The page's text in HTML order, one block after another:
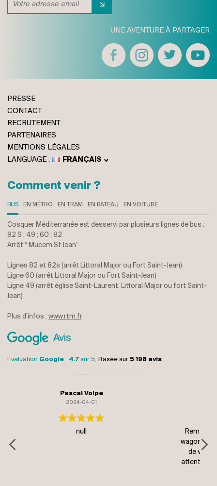
UNE AVENTURE À PARTAGER
PRESSE
CONTACT
RECRUTEMENT
PARTENAIRES
MENTIONS LÉGALES
FRANÇAIS
ITALIANO
Comment venir ?
BUS EN MÉTRO EN TRAM EN BATEAU EN VOITURE
Cosquer Méditerranée est desservi par plusieurs lignes de bus :
82 S ; 49 ; 60 ; 82
Arrêt “ Mucem St Jean”
Lignes 82 et 82s (arrêt Littoral Major ou Fort Saint-Jean)
Ligne 60 (arrêt Littoral Major ou Fort Saint-Jean)
Ligne 49 (arrêt église Saint-Laurent, Littoral Major ou fort Saint-
Jean)
Plus d’infos : www.rtm.fr.
Avis
monique gelormini
2024-04-01
Remarquable reproduction de la grotte en outre les
wagonnets tournent sur eux mêmes permettant ainsi
attente avant de monter dans ces wagonnets malgré
Évaluation Google : 4.7 sur 5, Basée sur 5 198 avis